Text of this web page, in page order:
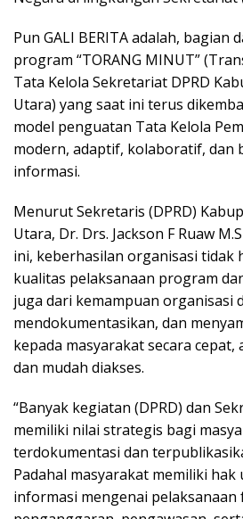
Pun GALI BERITA adalah, bagian
program “TORANG MINUT”
Tata Kelola Sekretariat DPRD
Utara) yang saat ini terus
model penguatan Tata Kelola
modern, adaptif, kolaboratif, dan
informasi.
Menurut Sekretaris (DPRD)
Utara, Dr. Drs. Jackson F Ruaw
ini, keberhasilan organisasi tidak
kualitas pelaksanaan program
juga dari kemampuan organisasi
mendokumentasikan, dan
kepada masyarakat secara
dan mudah diakses.
“Banyak kegiatan (DPRD) dan
memiliki nilai strategis bagi
terdokumentasi dan
Padahal masyarakat memiliki
informasi mengenai pelaksanaan